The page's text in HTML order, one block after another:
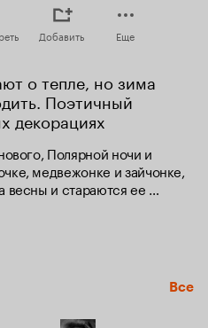
Добавить Еще
о тепле, но зима
Поэтичный
декорациях
Полярной ночи и
медвежонке и зайчонке,
весны и стараются ее
всячески мешает им.
Все